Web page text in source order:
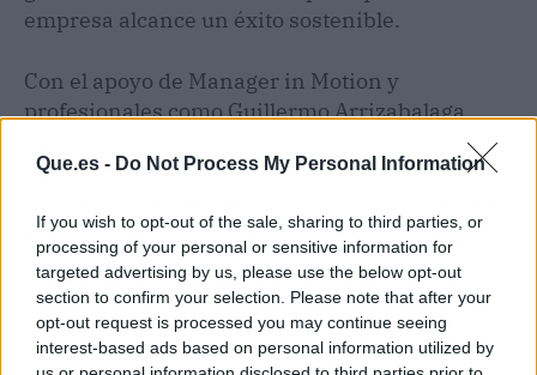
Que.es - Do Not Process My Personal Information
If you wish to opt-out of the sale, sharing to third parties, or
processing of your personal or sensitive information for
targeted advertising by us, please use the below opt-out
section to confirm your selection. Please note that after your
opt-out request is processed you may continue seeing
interest-based ads based on personal information utilized by
empresa alcance un éxito sostenible.
Con el apoyo de Manager in Motion y
profesionales como Guillermo Arrizabalaga,
una empresa puede alcanzar objetivos claves
en el corto o medio plazo y reforzar su
nuevas capacidades profesionales y de gestión.